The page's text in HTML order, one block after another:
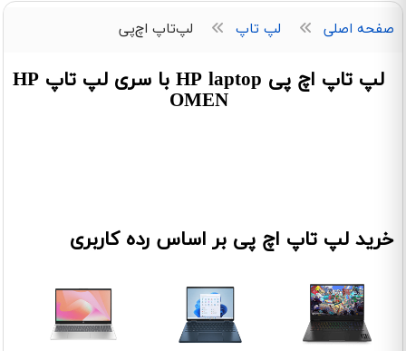
صفحه اصلی لپ تاپ لپ‌تاپ اچ‌پی
لپ تاپ اچ پی HP laptop با سری لپ تاپ HP
OMEN
خرید لپ تاپ اچ پی بر اساس رده کاربری